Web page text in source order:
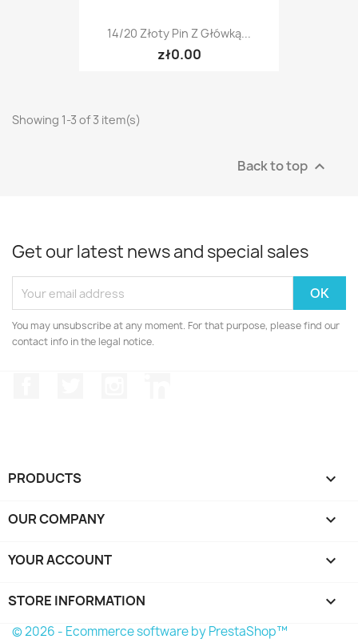
14/20 Złoty Pin Z Główką...
zł0.00
Showing 1-3 of 3 item(s)
Back to top 
Get our latest news and special sales
You may unsubscribe at any moment. For that purpose, please find our
contact info in the legal notice.
PRODUCTS 
OUR COMPANY 
YOUR ACCOUNT 
STORE INFORMATION keyboard_arrow_down
© 2026 - Ecommerce software by PrestaShop™